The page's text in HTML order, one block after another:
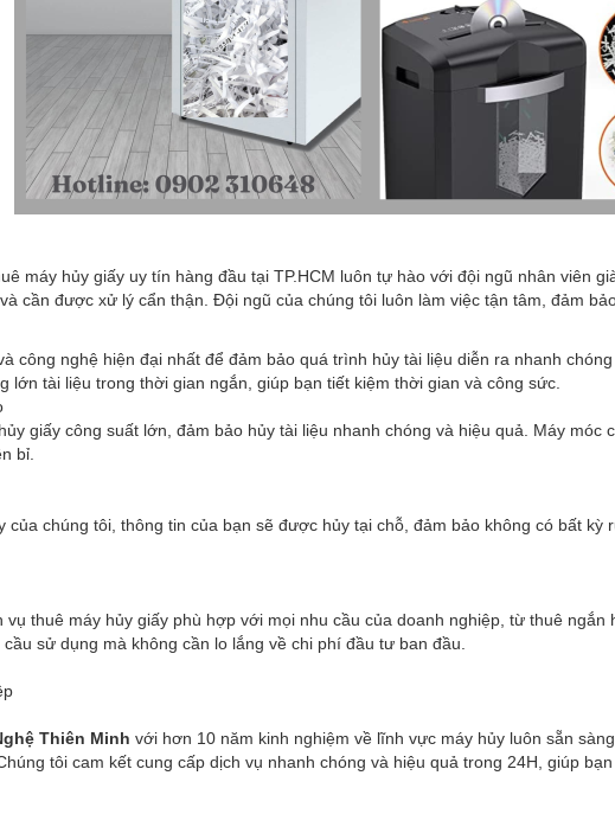
máy hủy giấy uy tín hàng đầu tại TP.HCM luôn tự hào với đội ngũ nhân viên
cần được xử lý cẩn thận. Đội ngũ của chúng tôi luôn làm việc tận tâm, đảm
công nghệ hiện đại nhất để đảm bảo quá trình hủy tài liệu diễn ra nhanh
lớn tài liệu trong thời gian ngắn, giúp bạn tiết kiệm thời gian và công sức.
giấy công suất lớn, đảm bảo hủy tài liệu nhanh chóng và hiệu quả. Máy móc
bỉ.
của chúng tôi, thông tin của bạn sẽ được hủy tại chỗ, đảm bảo không có bất
vụ thuê máy hủy giấy phù hợp với mọi nhu cầu của doanh nghiệp, từ thuê
sử dụng mà không cần lo lắng về chi phí đầu tư ban đầu.
Thiên Minh với hơn 10 năm kinh nghiệm về lĩnh vực máy hủy luôn sẵn
tôi cam kết cung cấp dịch vụ nhanh chóng và hiệu quả trong 24H, giúp